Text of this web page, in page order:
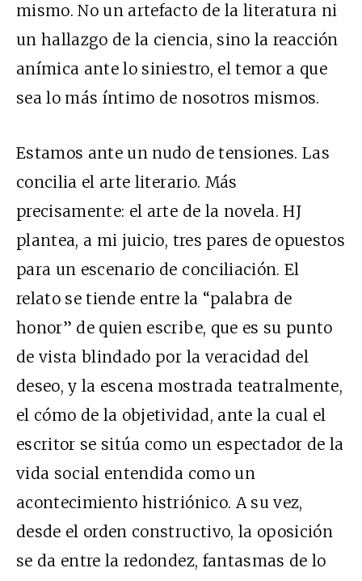
mismo. No un artefacto de la literatura ni
un hallazgo de la ciencia, sino la reacción
anímica ante lo siniestro, el temor a que
sea lo más íntimo de nosotros mismos.
Estamos ante un nudo de tensiones. Las
concilia el arte literario. Más
precisamente: el arte de la novela. HJ
plantea, a mi juicio, tres pares de opuestos
para un escenario de conciliación. El
relato se tiende entre la “palabra de
honor” de quien escribe, que es su punto
de vista blindado por la veracidad del
deseo, y la escena mostrada teatralmente,
el cómo de la objetividad, ante la cual el
escritor se sitúa como un espectador de la
vida social entendida como un
acontecimiento histriónico. A su vez,
desde el orden constructivo, la oposición
se da entre la redondez, fantasmas de lo